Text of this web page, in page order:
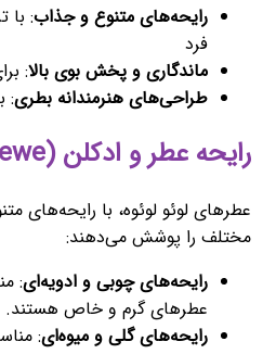
رایحه‌های متنوع و جذاب: با
فرد
ماندگاری و پخش بوی بالا:
طراحی‌های هنرمندانه بطری:
رایحه عطر و ادکلن (Loewe) لوئو لوئوه
عطرهای لوئو لوئوه، با رایحه‌های
مختلف را پوشش می‌دهند:
رایحه‌های چوبی و ادویه‌ای:
عطرهای گرم و خاص هستند.
رایحه‌های گلی و میوه‌ای: